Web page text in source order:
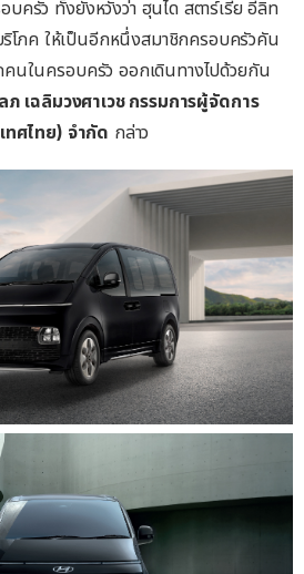
ครัว ทั้งยังหวังว่า ฮุนได สตาร์เรีย อีลิท
บริโภค ให้เป็นอีกหนึ่งสมาชิกครอบครัวคัน
นในครอบครัว ออกเดินทางไปด้วยกัน
ภ เฉลิมวงศาเวช กรรมการผู้จัดการ
ทศไทย) จำกัด กล่าว